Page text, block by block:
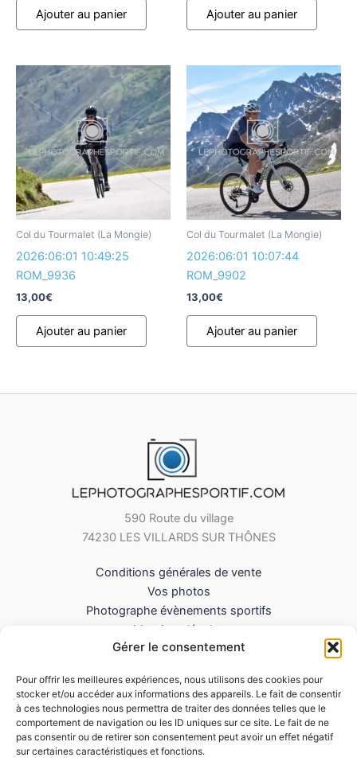
Gérer le consentement
Pour offrir les meilleures expériences, nous utilisons des cookies pour
stocker et/ou accéder aux informations des appareils. Le fait de consentir
à ces technologies nous permettra de traiter des données telles que le
comportement de navigation ou les ID uniques sur ce site. Le fait de ne
pas consentir ou de retirer son consentement peut avoir un effet négatif
sur certaines caractéristiques et fonctions.
Ajouter au panier Ajouter au panier
Col du Tourmalet (La Mongie)
2026:06:01 10:49:25
ROM_9936
13,00€
Ajouter au panier
Col du Tourmalet (La Mongie)
2026:06:01 10:07:44
ROM_9902
13,00€
Ajouter au panier
590 Route du village
74230 LES VILLARDS SUR THÔNES
Conditions générales de vente
Vos photos
Photographe évènements sportifs
Mentions légales
Mes Téléchargements
Politique de cookies (UE)